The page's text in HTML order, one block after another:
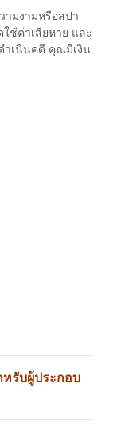
ามงามหรือสปา
ช้ค่าเสียหาย และ
ำเนินคดี คุณมีเงิน
รับผู้ประกอบ